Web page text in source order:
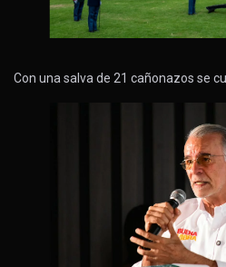
Con una salva de 21 cañonazos se